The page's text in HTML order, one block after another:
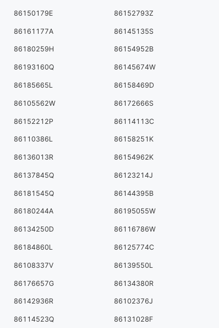
86150179E 86152793Z
86161177A 86145135S
86180259H 86154952B
86193160Q 86145674W
86185665L 86158469D
86105562W 86172666S
86152212P 86114113C
86110386L 86158251K
86136013R 86154962K
86137845Q 86123214J
86181545Q 86144395B
86180244A 86195055W
86134250D 86116786W
86184860L 86125774C
86108337V 86139550L
86176657G 86134380R
86142936R 86102376J
86114523Q 86131028F